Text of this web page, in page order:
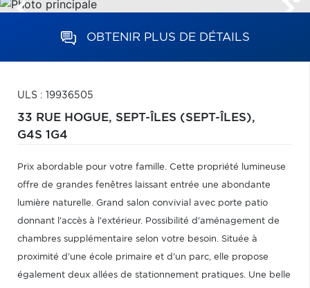
OBTENIR PLUS DE DÉTAILS
ULS : 19936505
33 RUE HOGUE, SEPT-ÎLES (SEPT-ÎLES),
G4S 1G4
Prix abordable pour votre famille. Cette propriété lumineuse
offre de grandes fenêtres laissant entrée une abondante
lumière naturelle. Grand salon convivial avec porte patio
donnant l'accès à l'extérieur. Possibilité d'aménagement de
chambres supplémentaire selon votre besoin. Située à
proximité d'une école primaire et d'un parc, elle propose
également deux allées de stationnement pratiques. Une belle